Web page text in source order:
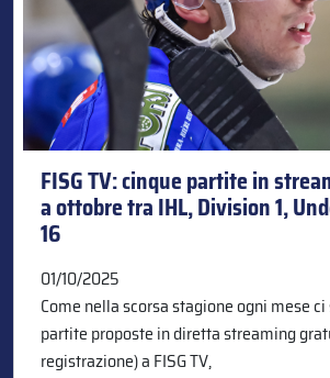
FISG TV: cinque partite in
a ottobre tra IHL, Division 1,
16
01/10/2025
Come nella scorsa stagione ogni mese
partite proposte in diretta streaming
registrazione) a FISG TV,